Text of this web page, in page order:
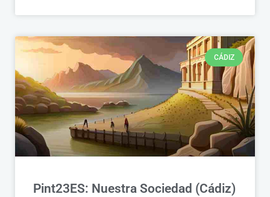
CÁDIZ
Pint23ES: Nuestra Sociedad (Cádiz)